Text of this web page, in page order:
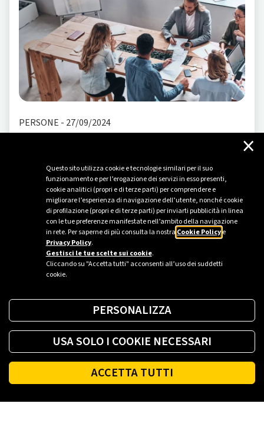
Questo sito utilizza cookie e tecnologie similari per il suo
funzionamento e per l’erogazione dei servizi in esso presenti,
cookie analitici (propri e di terze parti) per comprendere e
migliorare l’esperienza di navigazione dell’utente, nonché cookie
di profilazione (propri e di terze parti) per inviarti pubblicità in linea
con le tue preferenze manifestate nell’ambito della navigazione
in rete. Per saperne di più consulta la nostra Cookie Policye
Privacy Policy.
Gestisci le tue scelte sui cookie.
Cliccando su "Accetta tutti" acconsenti all’uso dei suddetti
cookie.
×
PERSONALIZZA
USA SOLO I COOKIE NECESSARI
ACCETTA TUTTI
PERSONE - 27/09/2024
La Call for Innovation che ha già coinvolto le persone
Plenitude in tutto il mondo in passato, ripartirà con una
nuova edizione a ottobre, ancora una volta nel segno
del futuro e della partecipazione attiva.